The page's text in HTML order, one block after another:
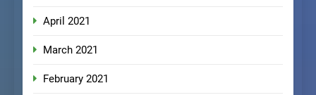
April 2021
March 2021
February 2021